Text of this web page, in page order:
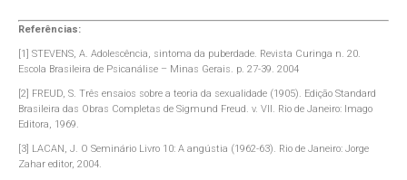
Referências:
[1] STEVENS, A. Adolescência, sintoma da puberdade. Revista Curinga n. 20.
Escola Brasileira de Psicanálise – Minas Gerais. p. 27-39. 2004
[2] FREUD, S. Três ensaios sobre a teoria da sexualidade (1905). Edição Standard
Brasileira das Obras Completas de Sigmund Freud. v. VII. Rio de Janeiro: Imago
Editora, 1969.
[3] LACAN, J. O Seminário Livro 10: A angústia (1962-63). Rio de Janeiro: Jorge
Zahar editor, 2004.